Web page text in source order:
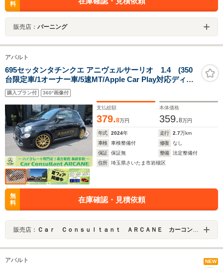
料
販売店： バーニング
アバルト
695セッタンタチンクエ アニヴェルサーリオ 1.4 (350
台限定車/1オーナー車/5速MT/Apple Car Play対応ディス
プレイオーディオ/USB/Bトゥース/Bカメラ/純正エアロ/
純正17AW/専用可変マフラー/専用ハーフレザースポーツ
シート/キセノンライト/LEDライナー/フォグ)
購入プラン付 360°画像付
支払総額
379.8万円
本体価格
359.8万円
年式 2024年 走行 2.7万km
車検
車検整備付 修復
なし
保証
保証無 整備
法定整備付
住所
埼玉県さいたま市岩槻区
無
料
在庫確認・見積依頼
販売店： Ｃａｒ Ｃｏｎｓｕｌｔａｎｔ ＡＲＣＡＮＥ カーコンサルタントアーケイン
アバルト NEW